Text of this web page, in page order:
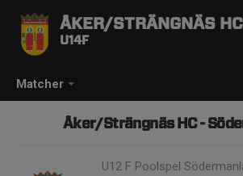
Matcher
ÅKER/STRÄNGNÄS HC
U14F
Åker/Strängnäs HC -
U12 F Poolspel